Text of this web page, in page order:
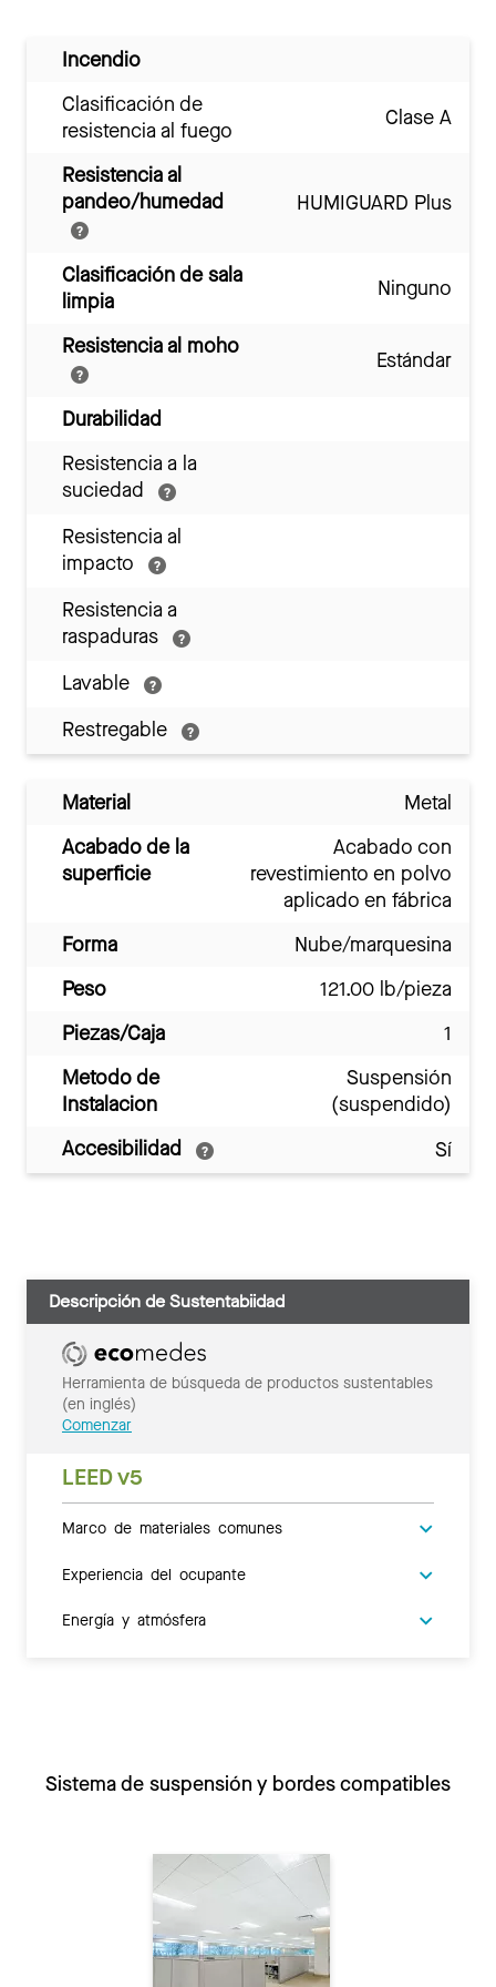
Incendio
Clasificación de
resistencia al fuego
Clase A
Resistencia al
pandeo/humedad
HUMIGUARD Plus
Clasificación de sala
limpia
Ninguno
Resistencia al moho
Estándar
Durabilidad
Resistencia a la
suciedad
Resistencia al
impacto
Resistencia a
raspaduras
Lavable
Restregable
Material
Metal
Acabado de la
superficie
Acabado con
revestimiento en polvo
aplicado en fábrica
Forma
Nube/marquesina
Peso
121.00 lb/pieza
Piezas/Caja
1
Metodo de
Instalacion
Suspensión
(suspendido)
Accesibilidad
Sí
Descripción de Sustentabiidad
Herramienta de búsqueda de productos sustentables
(en inglés)
Comenzar
LEED v5
Marco de materiales comunes
Experiencia del ocupante
Energía y atmósfera
Sistema de suspensión y bordes compatibles